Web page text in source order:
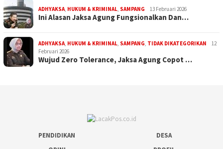
ADHYAKSA HUKUM & KRIMINAL SAMPANG 13 Februari 2026
Ini Alasan Jaksa Agung Fungsionalkan Dan…
ADHYAKSA HUKUM & KRIMINAL SAMPANG TIDAK DIKATEGORIKAN
12
Februari 2026
Wujud Zero Tolerance, Jaksa Agung Copot …
PENDIDIKAN
DESA